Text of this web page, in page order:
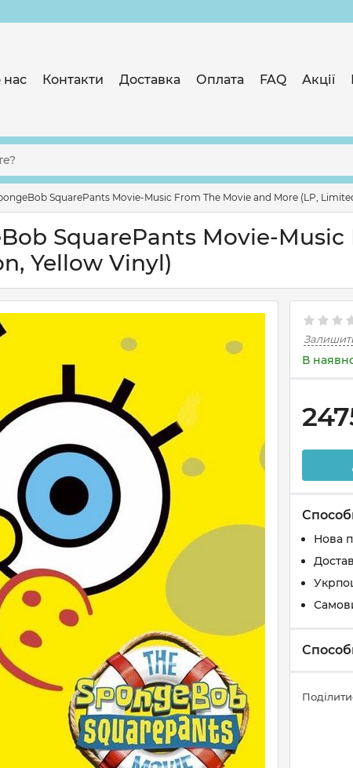
Контакти Доставка Оплата FAQ Акції
SquarePants Movie-Music From The Movie and More (LP,
SquarePants Movie-
Yellow Vinyl)
В
Нова